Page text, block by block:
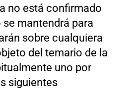
no está confirmado
mantendrá para
sobre cualquiera
del temario de la
uno por
siguientes